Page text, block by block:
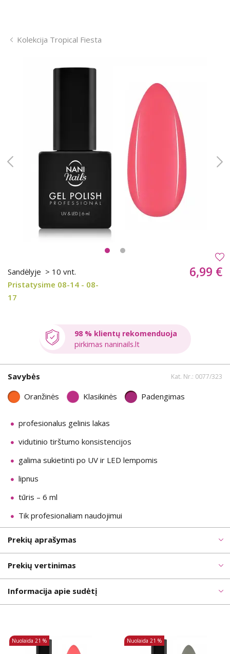
Kolekcija Tropical Fiesta
Sandėlyje > 10 vnt.
Pristatysime 08-14 - 08-
17
6,99 €
98 % klientų rekomenduoja
pirkimas naninails.lt
Savybės Kat. Nr.: 0077/323
Oranžinės Klasikinės Padengimas
profesionalus gelinis lakas
vidutinio tirštumo konsistencijos
galima sukietinti po UV ir LED lempomis
lipnus
tūris – 6 ml
Tik profesionaliam naudojimui
Prekių aprašymas
Prekių vertinimas
Informacija apie sudėtį
Nuolaida 21 % Nuolaida 21 %